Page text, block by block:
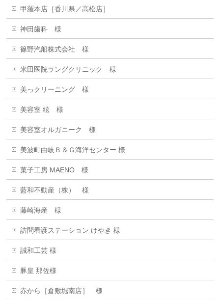
甲羅本店［香川県／高松店］
神田歯科 様
篠野汽船株式会社 様
米田医院ラングクリニック 様
美っクリーニング 様
美容室 絃 様
美容室オルガニーク 様
美波町由岐Ｂ＆Ｇ海洋センター 様
菓子工房 MAENO 様
藍和不動産（株） 様
藤崎海産 様
訪問看護ステーション けやき 様
誠和工芸 様
豚皇 那佐様
赤から［倉敷堀南店］ 様